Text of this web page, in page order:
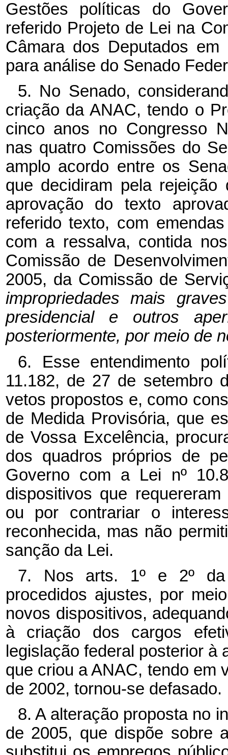
Gestões políticas do
referido Projeto de Lei na
Câmara dos Deputados
para análise do Senado
5. No Senado,
criação da ANAC, tendo o
cinco anos no Congresso
nas quatro Comissões do
amplo acordo entre os
que decidiram pela
aprovação do texto
referido texto, com
com a ressalva, contida
Comissão de
2005, da Comissão de
impropriedades mais
presidencial e outros
posteriormente, por meio de
6. Esse entendimento
11.182, de 27 de setembro
vetos propostos e, como
de Medida Provisória, que
de Vossa Excelência,
dos quadros próprios de
Governo com a Lei nº
dispositivos que
ou por contrariar o
reconhecida, mas não
sanção da Lei.
7. Nos arts. 1º e 2º da
procedidos ajustes, por
novos dispositivos,
à criação dos cargos
legislação federal posterior
que criou a ANAC, tendo em
de 2002, tornou-se defasado.
8. A alteração proposta no
de 2005, que dispõe sobre